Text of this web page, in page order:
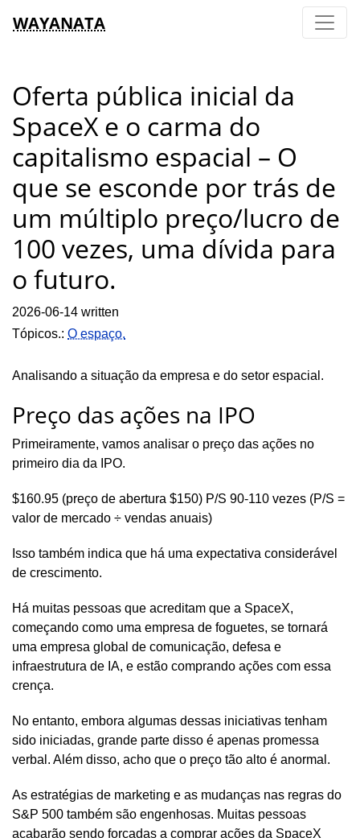
WAYANATA
Oferta pública inicial da
SpaceX e o carma do
capitalismo espacial – O
que se esconde por trás de
um múltiplo preço/lucro de
100 vezes, uma dívida para
o futuro.
2026-06-14 written
Tópicos.: O espaço.
Analisando a situação da empresa e do setor espacial.
Preço das ações na IPO
Primeiramente, vamos analisar o preço das ações no
primeiro dia da IPO.
$160.95 (preço de abertura $150) P/S 90-110 vezes (P/S =
valor de mercado ÷ vendas anuais)
Isso também indica que há uma expectativa considerável
de crescimento.
Há muitas pessoas que acreditam que a SpaceX,
começando como uma empresa de foguetes, se tornará
uma empresa global de comunicação, defesa e
infraestrutura de IA, e estão comprando ações com essa
crença.
No entanto, embora algumas dessas iniciativas tenham
sido iniciadas, grande parte disso é apenas promessa
verbal. Além disso, acho que o preço tão alto é anormal.
As estratégias de marketing e as mudanças nas regras do
S&P 500 também são engenhosas. Muitas pessoas
acabarão sendo forçadas a comprar ações da SpaceX